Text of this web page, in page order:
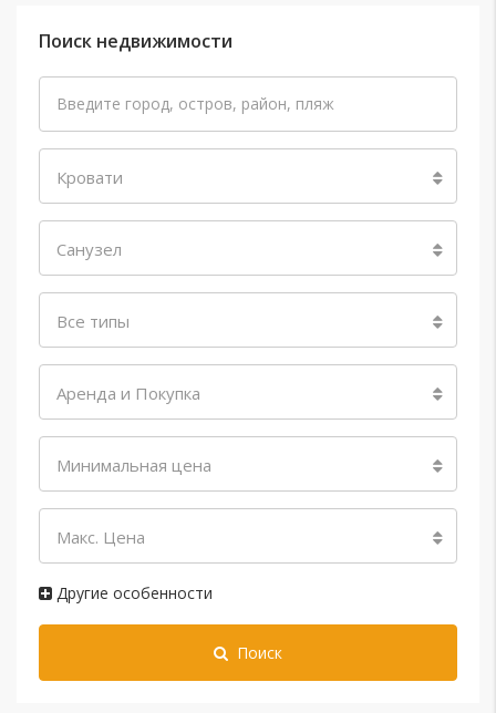
Поиск недвижимости
Кровати
Санузел
Все типы
Аренда и Покупка
Минимальная цена
Макс. Цена
Другие особенности
Поиск